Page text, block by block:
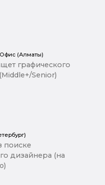
(Алматы)
графического
Senior)
поиске
дизайнера (на